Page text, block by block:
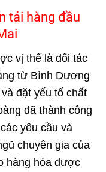
tải hàng đầu
vị thế là đối tác
từ Bình Dương
đặt yếu tố chất
đã thành công
yêu cầu và
chuyên gia của
hàng hóa được